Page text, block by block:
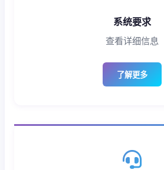
系统要求
查看详细信息
了解更多